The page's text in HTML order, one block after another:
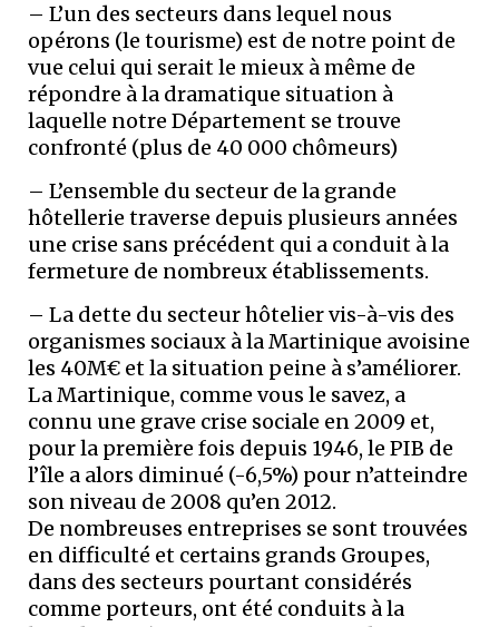
– L’un des secteurs dans lequel nous
opérons (le tourisme) est de notre point de
vue celui qui serait le mieux à même de
répondre à la dramatique situation à
laquelle notre Département se trouve
confronté (plus de 40 000 chômeurs)
– L’ensemble du secteur de la grande
hôtellerie traverse depuis plusieurs années
une crise sans précédent qui a conduit à la
fermeture de nombreux établissements.
– La dette du secteur hôtelier vis-à-vis des
organismes sociaux à la Martinique avoisine
les 40M€ et la situation peine à s’améliorer.
La Martinique, comme vous le savez, a
connu une grave crise sociale en 2009 et,
pour la première fois depuis 1946, le PIB de
l’île a alors diminué (-6,5%) pour n’atteindre
son niveau de 2008 qu’en 2012.
De nombreuses entreprises se sont trouvées
en difficulté et certains grands Groupes,
dans des secteurs pourtant considérés
comme porteurs, ont été conduits à la